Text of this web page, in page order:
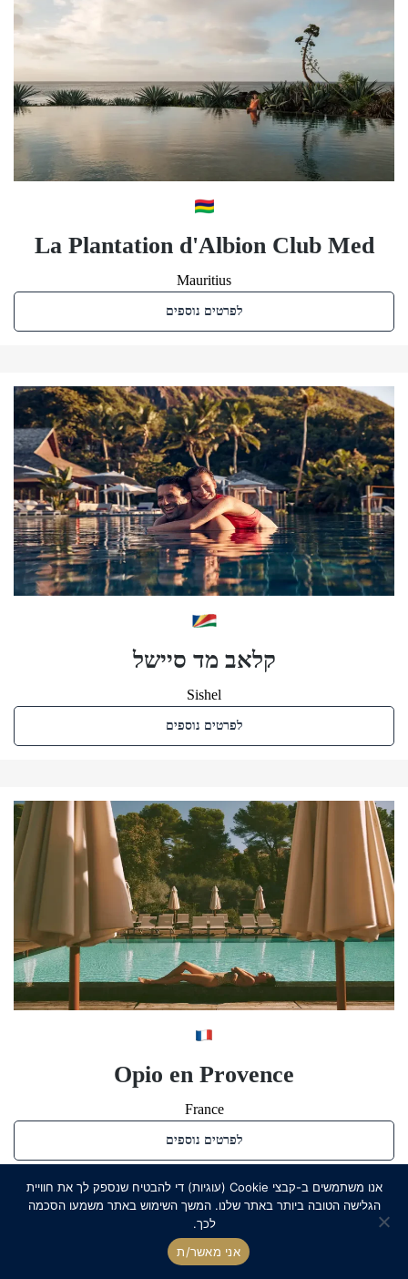
La Plantation d'Albion Club Med
Mauritius
לפרטים נוספים
קלאב מד סיישל
Sishel
לפרטים נוספים
Opio en Provence
France
לפרטים נוספים
אנו משתמשים ב-קבצי Cookie (עוגיות) די להבטיח שנספק לך את חוויית
הגלישה הטובה ביותר באתר שלנו. המשך השימוש באתר משמעו הסכמה
לכך.
אני מאשר/ת